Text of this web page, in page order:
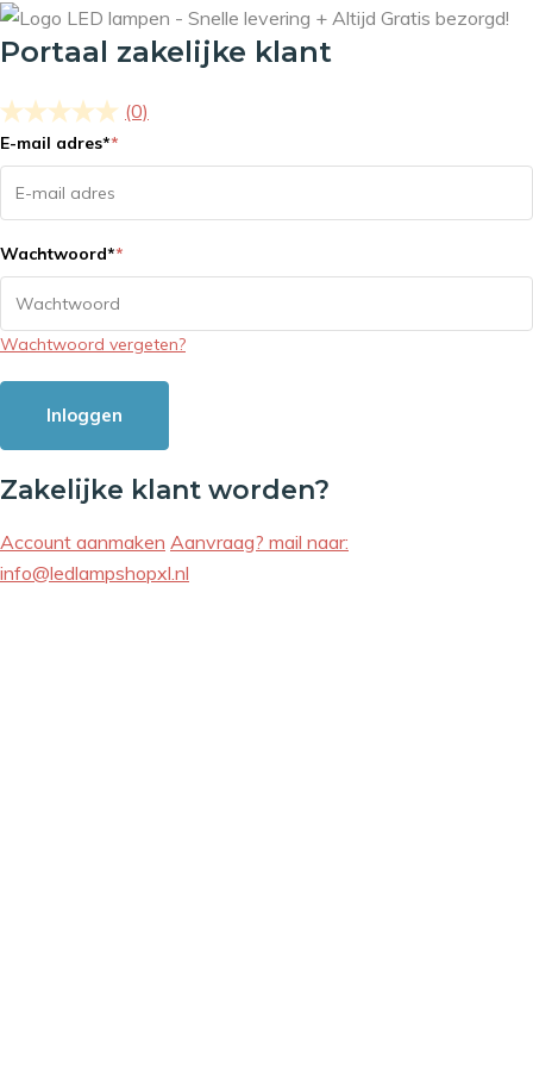
Portaal zakelijke klant
(0)
E-mail adres**
Wachtwoord**
Wachtwoord vergeten?
Inloggen
Zakelijke klant worden?
Account aanmaken Aanvraag? mail naar:
info@ledlampshopxl.nl